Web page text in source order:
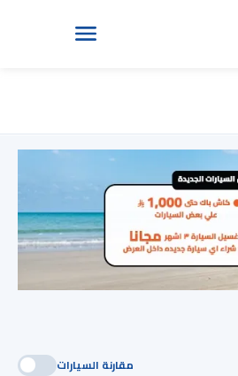
مقارنة السيارات